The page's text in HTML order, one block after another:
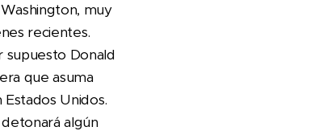
muy
recientes.
supuesto Donald
que asuma
Unidos.
algún